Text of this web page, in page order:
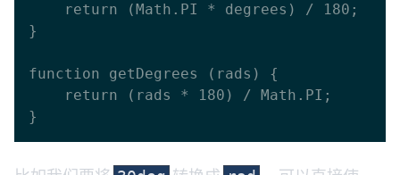
}
function getDegrees (rads) {